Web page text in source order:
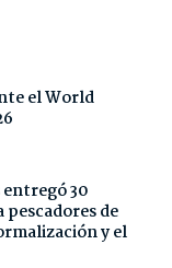
el World
entregó 30
de
y el